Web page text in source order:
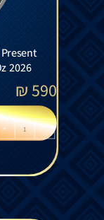
2026
590
₪
-
+